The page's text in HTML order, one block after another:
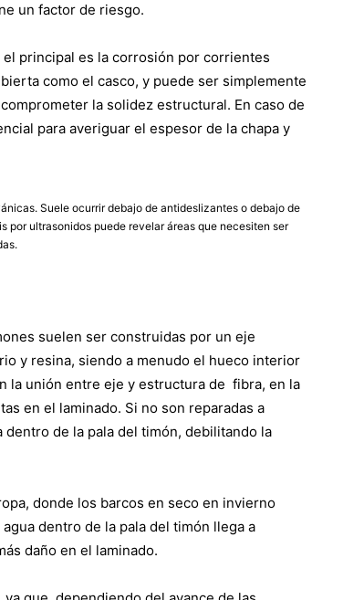
un factor de riesgo.
principal es la corrosión por corrientes
como el casco, y puede ser simplemente
la solidez estructural. En caso de
para averiguar el espesor de la chapa y
Suele ocurrir debajo de antideslizantes o debajo de
por ultrasonidos puede revelar áreas que necesiten ser
suelen ser construidas por un eje
y resina, siendo a menudo el hueco interior
la unión entre eje y estructura de fibra, en la
en el laminado. Si no son reparadas a
de la pala del timón, debilitando la
donde los barcos en seco en invierno
dentro de la pala del timón llega a
daño en el laminado.